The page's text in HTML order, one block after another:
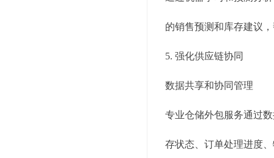
的销售预测和库存建议
5. 强化供应链协同
数据共享和协同管理
专业仓储外包服务通过
存状态、订单处理进度